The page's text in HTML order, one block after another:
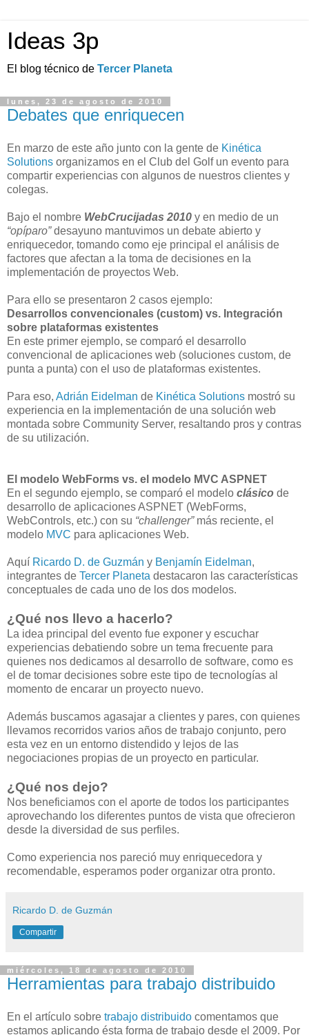
Ideas 3p
El blog técnico de Tercer Planeta
lunes, 23 de agosto de 2010
Debates que enriquecen
En marzo de este año junto con la gente de Kinética
Solutions organizamos en el Club del Golf un evento para
compartir experiencias con algunos de nuestros clientes y
colegas.
Bajo el nombre WebCrucijadas 2010 y en medio de un
“opíparo”desayuno mantuvimos un debate abierto y
enriquecedor, tomando como eje principal el análisis de
factores que afectan a la toma de decisiones en la
implementación de proyectos Web.
Para ello se presentaron 2 casos ejemplo:
Desarrollos convencionales (custom) vs. Integración
sobre plataformas existentes
En este primer ejemplo, se comparó el desarrollo
convencional de aplicaciones web (soluciones custom, de
punta a punta) con el uso de plataformas existentes.
Para eso, Adrián Eidelman de Kinética Solutions mostró su
experiencia en la implementación de una solución web
montada sobre Community Server, resaltando pros y contras
de su utilización.
El modelo WebForms vs. el modelo MVC ASPNET
En el segundo ejemplo, se comparó el modelo clásico de
desarrollo de aplicaciones ASPNET (WebForms,
WebControls, etc.) con su “challenger”más reciente, el
modelo MVC para aplicaciones Web.
Aquí Ricardo D. de Guzmán y Benjamín Eidelman,
integrantes de Tercer Planeta destacaron las características
conceptuales de cada uno de los dos modelos.
¿Qué nos llevo a hacerlo?
La idea principal del evento fue exponer y escuchar
experiencias debatiendo sobre un tema frecuente para
quienes nos dedicamos al desarrollo de software, como es
el de tomar decisiones sobre este tipo de tecnologías al
momento de encarar un proyecto nuevo.
Además buscamos agasajar a clientes y pares, con quienes
llevamos recorridos varios años de trabajo conjunto, pero
esta vez en un entorno distendido y lejos de las
negociaciones propias de un proyecto en particular.
¿Qué nos dejo?
Nos beneficiamos con el aporte de todos los participantes
aprovechando los diferentes puntos de vista que ofrecieron
desde la diversidad de sus perfiles.
Como experiencia nos pareció muy enriquecedora y
recomendable, esperamos poder organizar otra pronto.
Ricardo D. de Guzmán
Compartir
miércoles, 18 de agosto de 2010
Herramientas para trabajo distribuido
En el artículo sobre trabajo distribuido comentamos que
estamos aplicando ésta forma de trabajo desde el 2009. Por